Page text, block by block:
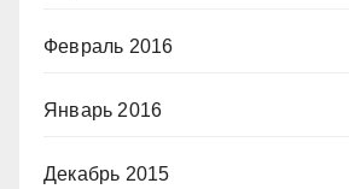
Февраль 2016
Январь 2016
Декабрь 2015